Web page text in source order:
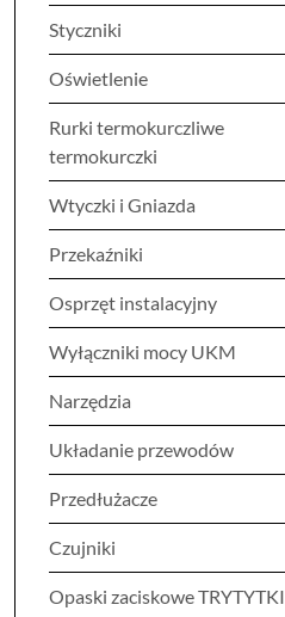
Styczniki
Oświetlenie
Rurki termokurczliwe
termokurczki
Wtyczki i Gniazda
Przekaźniki
Osprzęt instalacyjny
Wyłączniki mocy UKM
Narzędzia
Układanie przewodów
Przedłużacze
Czujniki
Opaski zaciskowe TRYTYTKI